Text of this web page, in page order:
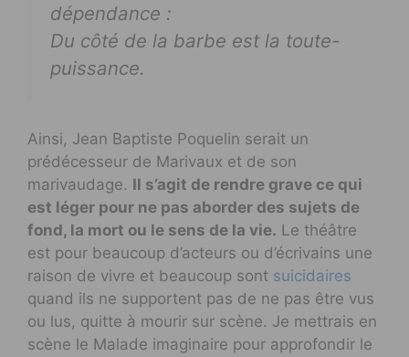
dépendance :
Du côté de la barbe est la toute-
puissance.
Ainsi, Jean Baptiste Poquelin serait un
prédécesseur de Marivaux et de son
marivaudage. Il s’agit de rendre grave ce qui
est léger pour ne pas aborder des sujets de
fond, la mort ou le sens de la vie. Le théâtre
est pour beaucoup d’acteurs ou d’écrivains une
raison de vivre et beaucoup sont suicidaires
quand ils ne supportent pas de ne pas être vus
ou lus, quitte à mourir sur scène. Je mettrais en
scène le Malade imaginaire pour approfondir le